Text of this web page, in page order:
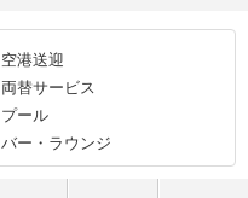
空港送迎
両替サービス
プール
バー・ラウンジ